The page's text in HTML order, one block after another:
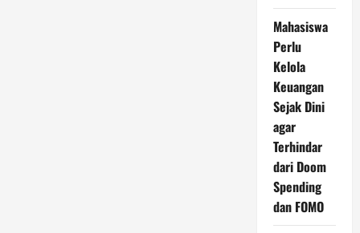
Mahasiswa
Perlu
Kelola
Keuangan
Sejak Dini
agar
Terhindar
dari Doom
Spending
dan FOMO